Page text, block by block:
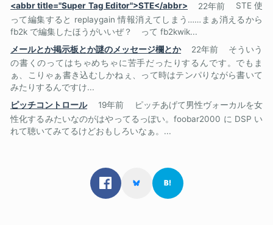
<abbr title="Super Tag Editor">STE</abbr>
22年前
STE 使
って編集すると replaygain 情報消えてしまう……まぁ消えるから
fb2k で編集したほうがいいぜ？ って fb2kwik...
メールとか掲示板とか謎のメッセージ欄とか
22年前
そういう
の書くのってはちゃめちゃに苦手だったりするんです。でもま
ぁ、こりゃぁ書き込むしかねぇ、って時はテンパりながら書いて
みたりするんですけ...
ピッチコントロール
19年前
ピッチあげて男性ヴォーカルを女
性化するみたいなのがはやってるっぽい。foobar2000 に DSP い
れて聴いてみてるけどおもしろいなぁ。...